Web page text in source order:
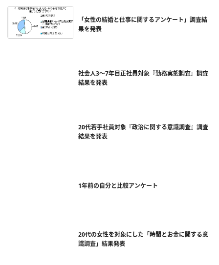
「女性の結婚と仕事に関するアンケート」調査結
果を発表
社会人3〜7年目正社員対象『勤務実態調査』調査
結果を発表
20代若手社員対象『政治に関する意識調査』調査
結果を発表
1年前の自分と比較アンケート
20代の女性を対象にした「時間とお金に関する意
識調査」結果発表